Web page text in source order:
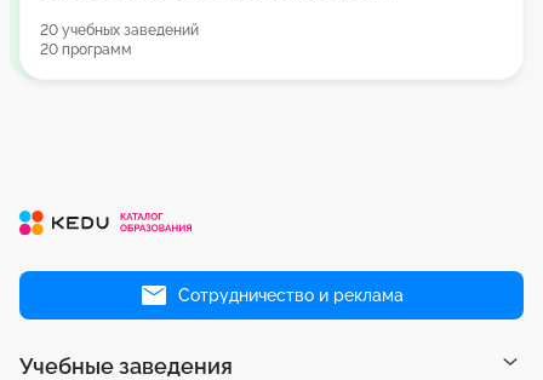
20 учебных заведений
20 программ
Сотрудничество и реклама
Учебные заведения